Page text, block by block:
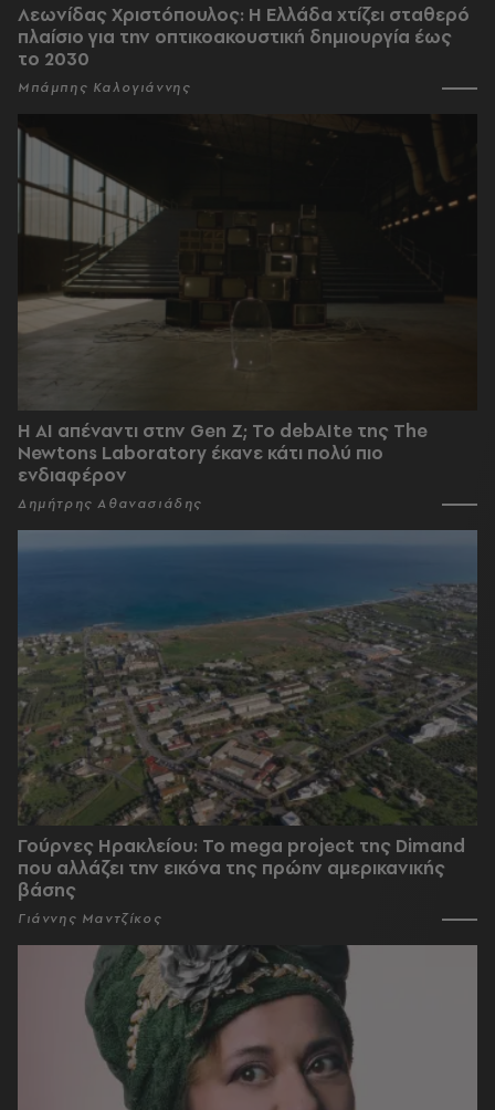
Λεωνίδας Χριστόπουλος: Η Ελλάδα χτίζει σταθερό
πλαίσιο για την οπτικοακουστική δημιουργία έως
το 2030
Μπάμπης Καλογιάννης
Η AI απέναντι στην Gen Z; Το debAIte της The
Newtons Laboratory έκανε κάτι πολύ πιο
ενδιαφέρον
Δημήτρης Αθανασιάδης
Γούρνες Ηρακλείου: To mega project της Dimand
που αλλάζει την εικόνα της πρώην αμερικανικής
βάσης
Γιάννης Μαντζίκος